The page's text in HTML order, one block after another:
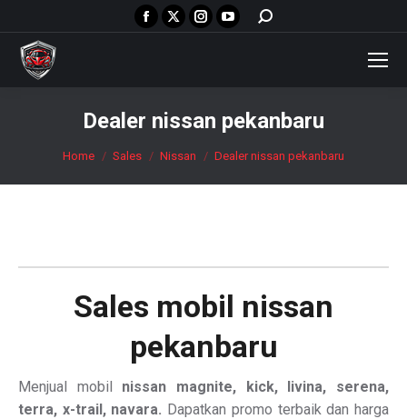
Facebook
page
new
window
X
page
window
Instagram
page
window
YouTube
page
new
window
Search:
Dealer nissan pekanbaru
You are here:
Home Sales Nissan Dealer nissan pekanbaru
Sales mobil nissan
pekanbaru
Menjual mobil nissan magnite, kick, livina, serena,
terra, x-trail, navara. Dapatkan promo terbaik dan harga